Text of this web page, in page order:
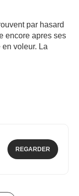
par hasard
encore apres ses
voleur. La
REGARDER